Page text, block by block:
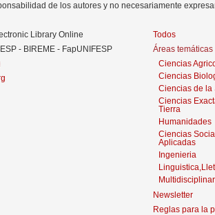
de los autores y no necesariamente
Library Online
- BIREME - FapUNIFESP
Todos
Áreas temáticas
Ciencias
Ciencias
Ciencias de la
Ciencias
Tierra
Humanidades
Ciencias
Aplicadas
Ingenieria
Newsletter
Reglas para la